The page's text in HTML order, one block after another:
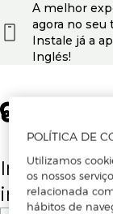
Insira o seu
iniciar
A melhor
agora no seu
Instale já a
Inglés!
POLÍTICA DE
Utilizamos
os nossos
relacionada
hábitos de